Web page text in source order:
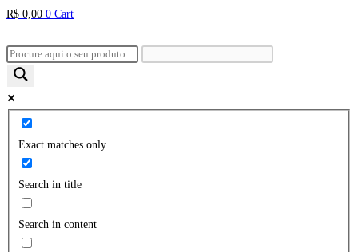
R$ 0,00 0 Cart
Exact matches only
Search in title
Search in content